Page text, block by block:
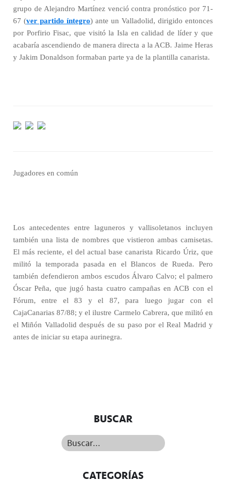
grupo de Alejandro Martínez venció contra pronóstico por 71-
67 (ver partido íntegro) ante un Valladolid, dirigido entonces
por Porfirio Fisac, que visitó la Isla en calidad de líder y que
acabaría ascendiendo de manera directa a la ACB. Jaime Heras
y Jakim Donaldson formaban parte ya de la plantilla canarista.
Jugadores en común
Los antecedentes entre laguneros y vallisoletanos incluyen
también una lista de nombres que vistieron ambas camisetas.
El más reciente, el del actual base canarista Ricardo Úriz, que
militó la temporada pasada en el Blancos de Rueda. Pero
también defendieron ambos escudos Álvaro Calvo; el palmero
Óscar Peña, que jugó hasta cuatro campañas en ACB con el
Fórum, entre el 83 y el 87, para luego jugar con el
CajaCanarias 87/88; y el ilustre Carmelo Cabrera, que militó en
el Miñón Valladolid después de su paso por el Real Madrid y
antes de iniciar su etapa aurinegra.
BUSCAR
Buscar...
CATEGORÍAS